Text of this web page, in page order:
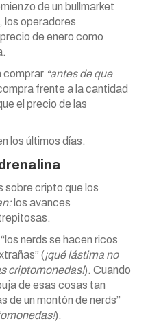
de un bullmarket
los operadores
de enero como
comprar “antes de que
frente a la cantidad
el precio de las
los últimos días.
sobre cripto que los
los avances
nerds se hacen ricos
(¡qué lástima no
criptomonedas!). Cuando
de esas cosas tan
de un montón de nerds”
).